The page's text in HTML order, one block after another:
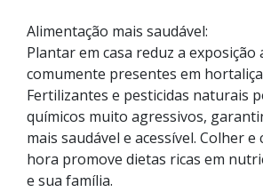
Alimentação mais saudável:
Plantar em casa reduz a exposição
comumente presentes em
Fertilizantes e pesticidas naturais
químicos muito agressivos,
mais saudável e acessível. Colher
hora promove dietas ricas em
e sua família.